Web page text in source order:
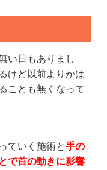
い日もありまし
けど以前よりかは
ことも無くなって
ていく施術と手の
で首の動きに影響